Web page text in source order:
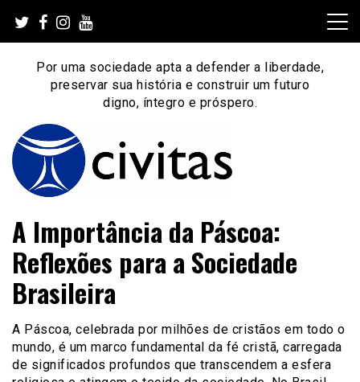
content
Por uma sociedade apta a defender a liberdade,
preservar sua história e construir um futuro
digno, íntegro e próspero.
Instituto Civitas
preservar sua história e construir um futuro digno, íntegro
e próspero.
A Importância da Páscoa:
Reflexões para a Sociedade
Brasileira
A Páscoa, celebrada por milhões de cristãos em todo o
mundo, é um marco fundamental da fé cristã, carregada
de significados profundos que transcendem a esfera